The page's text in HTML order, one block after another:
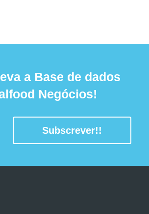
a Base de dados
Negócios!
Subscrever!!